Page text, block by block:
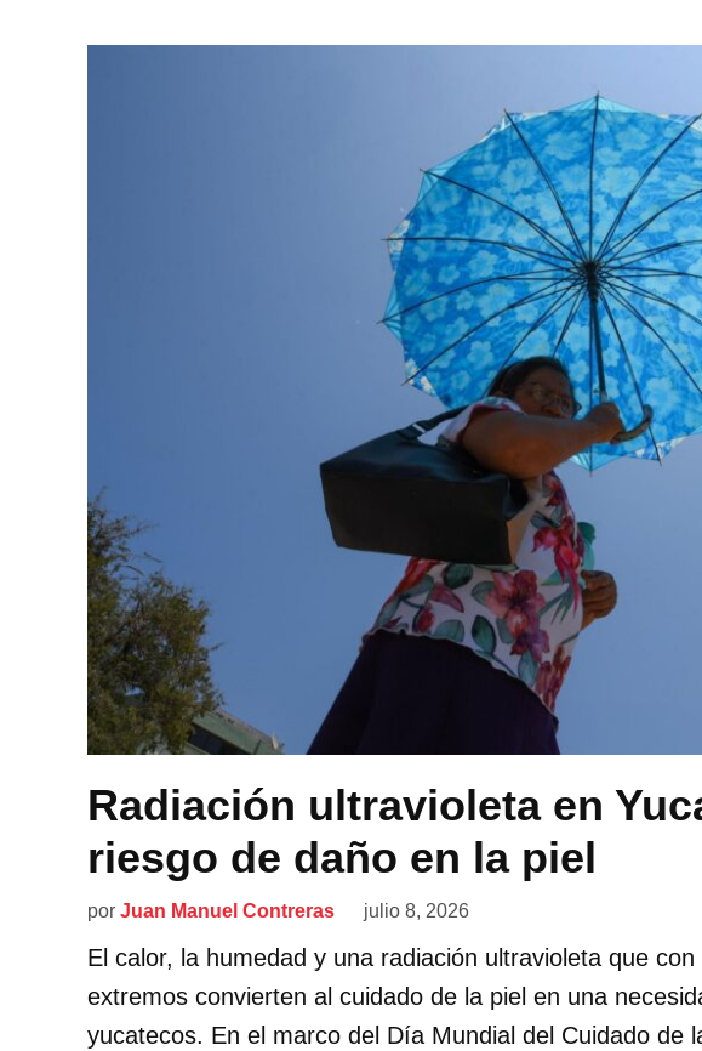
Radiación ultravioleta en
riesgo de daño en la piel
por Juan Manuel Contreras julio 8, 2026
El calor, la humedad y una radiación ultravioleta que
extremos convierten al cuidado de la piel en una
yucatecos. En el marco del Día Mundial del Cuidado de